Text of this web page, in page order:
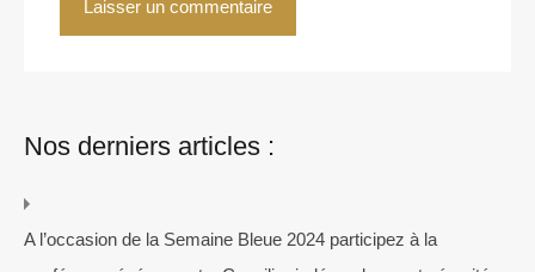
Nos derniers articles :
A l’occasion de la Semaine Bleue 2024 participez à la